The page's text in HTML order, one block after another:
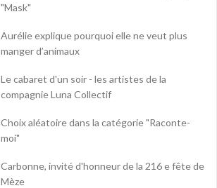
"Mask"
Aurélie explique pourquoi elle ne veut plus
manger d’animaux
Le cabaret d'un soir - les artistes de la
compagnie Luna Collectif
Choix aléatoire dans la catégorie "Raconte-
moi"
Carbonne, invité d'honneur de la 216 e fête de
Mèze